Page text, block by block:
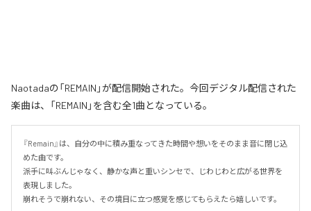
Naotadaの「REMAIN」が配信開始された。今回デジタル配信された
楽曲は、「REMAIN」を含む全1曲となっている。
『Remain』は、自分の中に積み重なってきた時間や想いをそのまま音に閉じ込
めた曲です。
派手に叫ぶんじゃなく、静かな声と重いシンセで、じわじわと広がる世界を
表現しました。
崩れそうで崩れない、その境目に立つ感覚を感じてもらえたら嬉しいです。